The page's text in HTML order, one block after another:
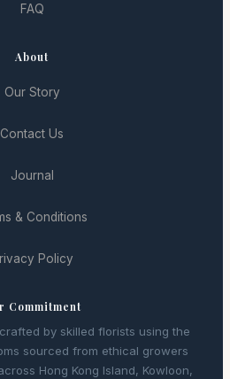
FAQ
About
Our Story
Contact Us
Journal
& Conditions
Policy
Commitment
by skilled florists using the
sourced from ethical growers
Hong Kong Island, Kowloon,